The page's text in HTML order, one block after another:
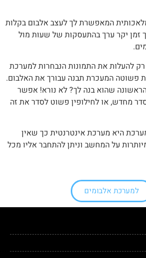
המאפשרת לך לעצב אלבום בקלות
זמן יקר ערך בהתעסקות של שעות מול
להעלות את התמונות הנבחרות למערכת
פשוטה המעכרת תבנה עבורך את האלבום.
שהוא בנה לך? לא נורא! אפשר
מחדש, או לחילופין פשוט לסדר את זה
היא מערכת אינטרנטית כך שאין
על המחשב וניתן להתחבר אליו מכל
למערכת אלבומים